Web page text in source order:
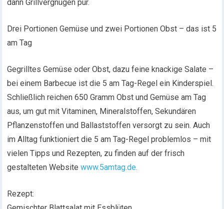
dann Grillvergnügen pur.
Drei Portionen Gemüse und zwei Portionen Obst – das ist 5
am Tag
Gegrilltes Gemüse oder Obst, dazu feine knackige Salate –
bei einem Barbecue ist die 5 am Tag-Regel ein Kinderspiel.
Schließlich reichen 650 Gramm Obst und Gemüse am Tag
aus, um gut mit Vitaminen, Mineralstoffen, Sekundären
Pflanzenstoffen und Ballaststoffen versorgt zu sein. Auch
im Alltag funktioniert die 5 am Tag-Regel problemlos – mit
vielen Tipps und Rezepten, zu finden auf der frisch
gestalteten Websitewww.5amtag.de.
Rezept: